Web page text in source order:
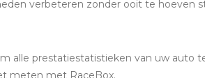
verbeteren zonder ooit te hoeven
alle prestatiestatistieken van uw auto
meten met RaceBox.